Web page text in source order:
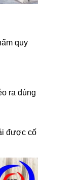
quy
ra đúng
được cố